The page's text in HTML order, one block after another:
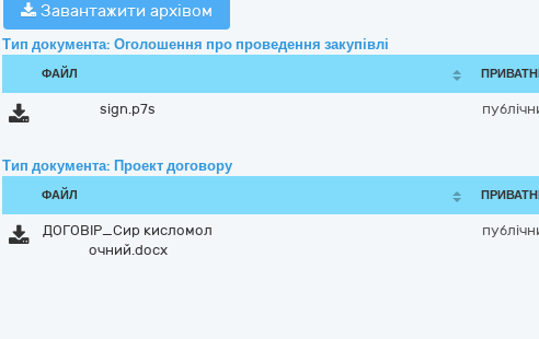
Завантажити архівом
Тип документа: Оголошення про проведення закупівлі
ФАЙЛ
sign.p7s
Тип документа: Проект договору
ФАЙЛ
ДОГОВІР_Сир кисломол
очний.docx